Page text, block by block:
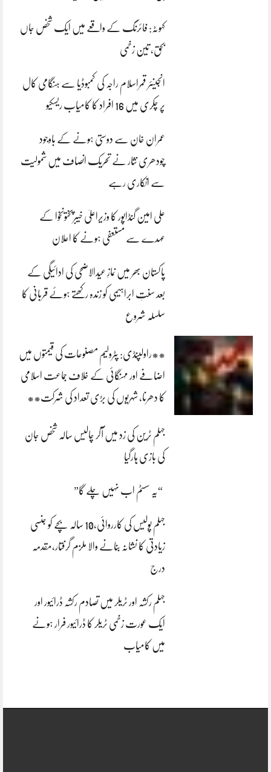
کہوٹہ: فائرنگ کے واقعے میں ایک شخص جاں
بحق، تین زخمی
انجینئر قمراسلام راجہ کی کمبوڈیا سے ہنگامی کال
پر چکری میں 16 افراد کا کامیاب ریسکیو
عمران خان سے دوستی ہونے کے باوجود
چودھری نثار نے تحریک انصاف میں شمولیت
سے انکاری رہے
علی امین گنڈاپور کا وزیراعلیٰ خیبرپختونخوا کے
عہدے سے مستعفی ہونے کا اعلان
پاکستان بھر میں نمازِ عیدالاضحی کی ادائیگی کے
بعد سنتِ ابراہیمی کو زندہ رکھتے ہوئے قربانی کا
سلسلہ شروع
**راولپنڈی: پٹرولیم مصنوعات کی قیمتوں میں
اضافے اور مہنگائی کے خلاف جماعت اسلامی
کا دھرنا، شہریوں کی بڑی تعداد کی شرکت**
جہلم ٹرین کی زد میں آکر چالیس سالہ شخص جان
کی بازی ہارگیا
“یہ سسٹم اب نہیں چلے گا”
جہلم پولیس کی کارروائی،10 سالہ بچے کو جنسی
زیادتی کا نشانہ بنانے والا ملزم گرفتار،مقدمہ
درج
جہلم رکشہ اور ٹریلر میں تصادم رکشہ ڈرائیور اور
ایک عورت زخمی ٹریلر کا ڈرائیور فرار ہونے
میں کامیاب